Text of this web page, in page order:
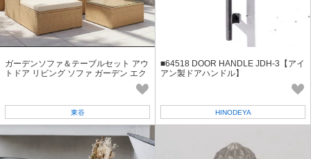
ガーデンソファ＆テーブルセット アウ
トドア リビング ソファ ガーデン エク
東谷
■64518 DOOR HANDLE JDH-3【アイ
アン製ドアハンドル】
HINODEYA